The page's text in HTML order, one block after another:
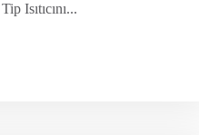
Isıtıcını...